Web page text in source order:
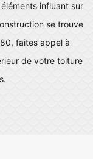
influant sur
se trouve
faites appel à
de votre toiture